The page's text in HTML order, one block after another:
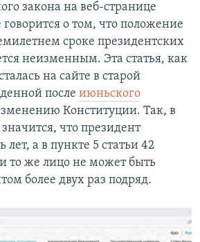
закона на веб-странице
о том, что положение
сроке президентских
неизменным. Эта статья, как
на сайте в старой
после июньского
Конституции. Так, в
значится, что президент
лет, а в пункте 5 статьи 42
то же лицо не может быть
более двух раз подряд.